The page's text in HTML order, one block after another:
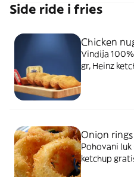
Side ride i fries
Chicken
Vindija
gr, Heinz
Onion rings
Pohovani luk
ketchup